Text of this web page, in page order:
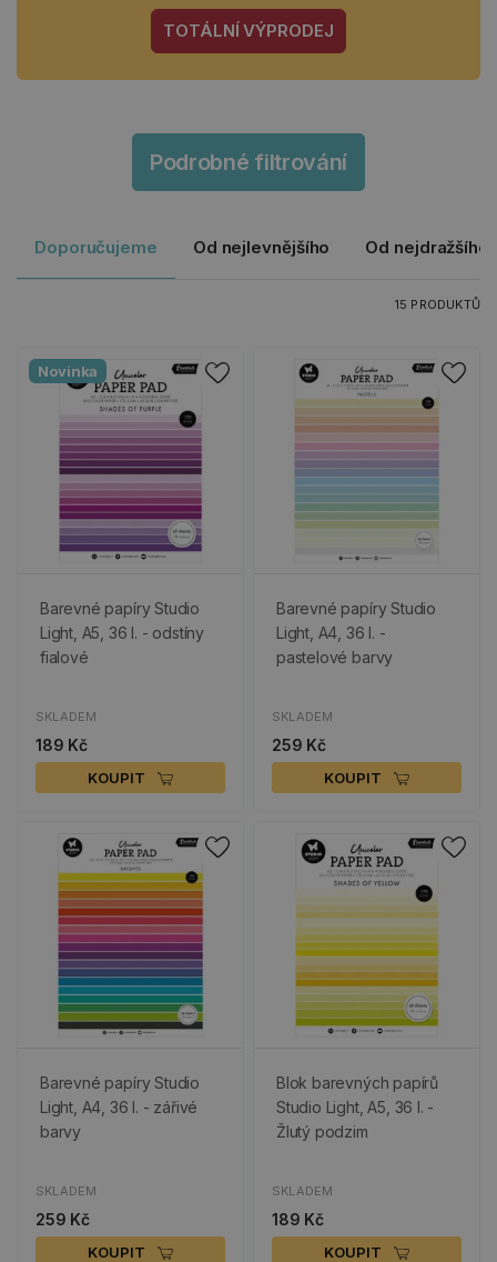
TOTÁLNÍ VÝPRODEJ
Podrobné filtrování
Doporučujeme Od nejlevnějšího Od nejdražšího
15 PRODUKTŮ
Novinka
Barevné papíry Studio
Light, A5, 36 l. - odstíny
fialové
SKLADEM
189 Kč
KOUPIT
Barevné papíry Studio
Light, A4, 36 l. -
pastelové barvy
SKLADEM
259 Kč
KOUPIT
Barevné papíry Studio
Light, A4, 36 l. - zářivé
barvy
SKLADEM
259 Kč
KOUPIT
Blok barevných papírů
Studio Light, A5, 36 l. -
Žlutý podzim
SKLADEM
189 Kč
KOUPIT